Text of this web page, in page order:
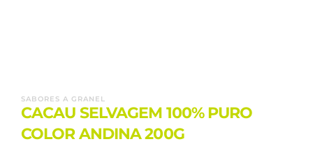
SABORES A GRANEL
CACAU SELVAGEM 100% PURO
COLOR ANDINA 200G